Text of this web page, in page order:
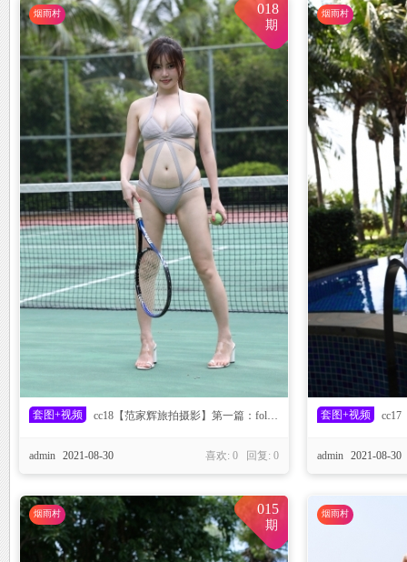
D_
烟雨村 018
期
套图+视频 cc18【范家辉旅拍摄影】第一篇：follow you
喜欢: 0 回复: 0
admin 2021-08-30
烟雨村
套图+视频 cc17
admin 2021-08-30
烟雨村 015
期
烟雨村